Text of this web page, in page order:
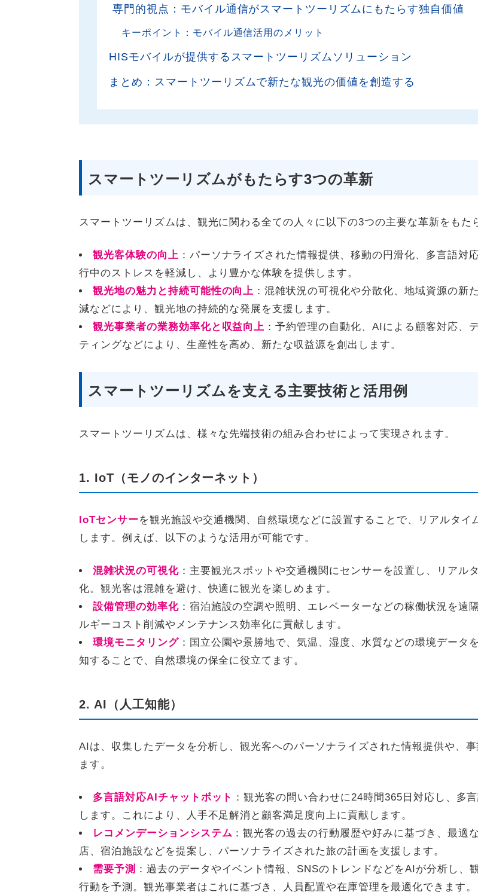
専門的視点：モバイル通信がスマートツーリズムにもたらす独自価値
キーポイント：モバイル通信活用のメリット
HISモバイルが提供するスマートツーリズムソリューション
まとめ：スマートツーリズムで新たな観光の価値を創造する
スマートツーリズムがもたらす3つの革新
スマートツーリズムは、観光に関わる全ての人々に以下の3つの主要な革新をもた
観光客体験の向上 ：パーソナライズされた情報提供、移動の円滑化、多言語対
行中のストレスを軽減し、より豊かな体験を提供します。
観光地の魅力と持続可能性の向上 ：混雑状況の可視化や分散化、地域資源の新
減などにより、観光地の持続的な発展を支援します。
観光事業者の業務効率化と収益向上 ：予約管理の自動化、AIによる顧客対応、
ティングなどにより、生産性を高め、新たな収益源を創出します。
スマートツーリズムを支える主要技術と活用例
スマートツーリズムは、様々な先端技術の組み合わせによって実現されます。
1. IoT（モノのインターネット）
IoTセンサーを観光施設や交通機関、自然環境などに設置することで、リアルタイ
します。例えば、以下のような活用が可能です。
混雑状況の可視化：主要観光スポットや交通機関にセンサーを設置し、リアル
化。観光客は混雑を避け、快適に観光を楽しめます。
設備管理の効率化：宿泊施設の空調や照明、エレベーターなどの稼働状況を遠
ルギーコスト削減やメンテナンス効率化に貢献します。
環境モニタリング：国立公園や景勝地で、気温、湿度、水質などの環境データ
知することで、自然環境の保全に役立てます。
2. AI（人工知能）
AIは、収集したデータを分析し、観光客へのパーソナライズされた情報提供や、
ます。
多言語対応AIチャットボット ：観光客の問い合わせに24時間365日対応し、多
します。これにより、人手不足解消と顧客満足度向上に貢献します。
レコメンデーションシステム ：観光客の過去の行動履歴や好みに基づき、最適
店、宿泊施設などを提案し、パーソナライズされた旅の計画を支援します。
需要予測 ：過去のデータやイベント情報、SNSのトレンドなどをAIが分析し、
行動を予測。観光事業者はこれに基づき、人員配置や在庫管理を最適化できます。